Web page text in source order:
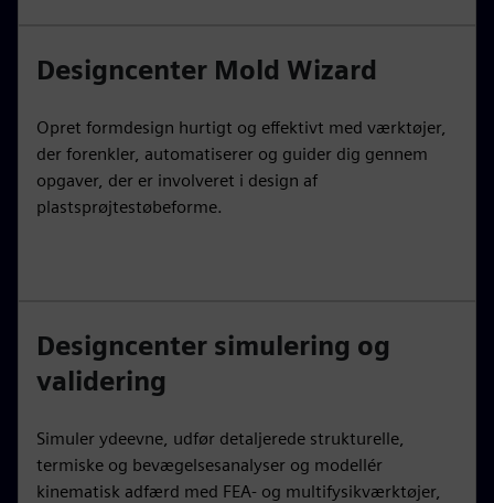
Designcenter Mold Wizard
Opret formdesign hurtigt og effektivt med værktøjer,
der forenkler, automatiserer og guider dig gennem
opgaver, der er involveret i design af
plastsprøjtestøbeforme.
Designcenter simulering og
validering
Simuler ydeevne, udfør detaljerede strukturelle,
termiske og bevægelsesanalyser og modellér
kinematisk adfærd med FEA- og multifysikværktøjer,